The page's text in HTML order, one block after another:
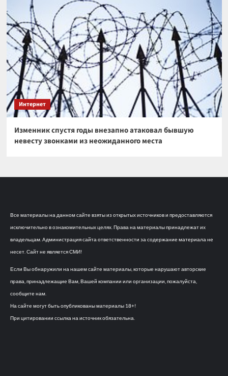
Интернет
Изменник спустя годы внезапно атаковал бывшую
невесту звонками из неожиданного места
Все материалы на данном сайте взяты из открытых источников и предоставляются
исключительно в ознакомительных целях. Права на материалы принадлежат их
владельцам. Администрация сайта ответственности за содержание материала не
несет. Сайт не является СМИ!
Если Вы обнаружили на нашем сайте материалы, которые нарушают авторские
права, принадлежащие Вам, Вашей компании или организации, пожалуйста,
сообщите нам.
На сайте могут быть опубликованы материалы 18+!
При цитировании ссылка на источник обязательна.